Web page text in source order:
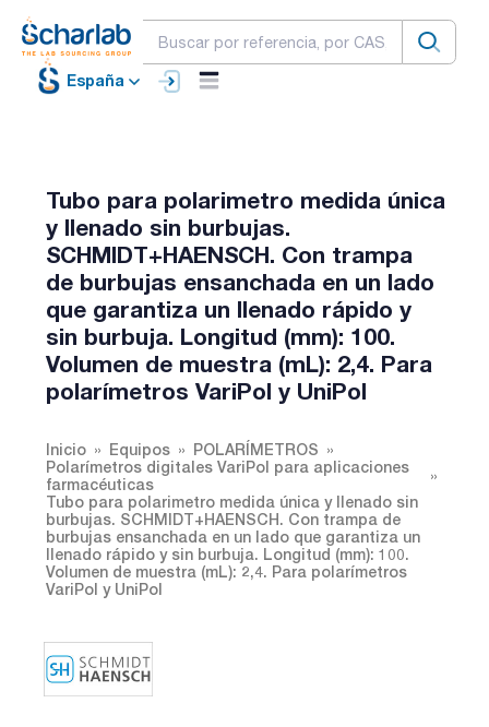
España
Tubo para polarimetro medida única
y llenado sin burbujas.
SCHMIDT+HAENSCH. Con trampa
de burbujas ensanchada en un lado
que garantiza un llenado rápido y
sin burbuja. Longitud (mm): 100.
Volumen de muestra (mL): 2,4. Para
polarímetros VariPol y UniPol
Inicio Equipos
POLARÍMETROS
Polarímetros digitales VariPol para aplicaciones
farmacéuticas
Tubo para polarimetro medida única y llenado sin
burbujas. SCHMIDT+HAENSCH. Con trampa de
burbujas ensanchada en un lado que garantiza un
llenado rápido y sin burbuja. Longitud (mm): 100.
Volumen de muestra (mL): 2,4. Para polarímetros
VariPol y UniPol